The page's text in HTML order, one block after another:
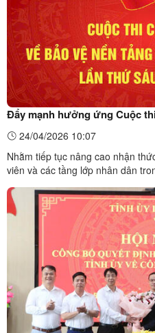
Đẩy mạnh hưởng ứng Cuộc
tảng tư tưởng của Đảng năm
24/04/2026 10:07
Nhằm tiếp tục nâng cao nhận
viên và các tầng lớp nhân dân
ứng Cuộc thi chính luận về bảo
năm 2026 cấp Đảng bộ các cơ